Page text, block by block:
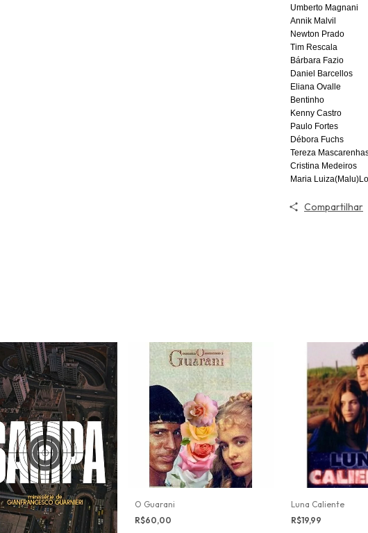
Umberto Magnani
Annik Malvil
Newton Prado
Tim Rescala
Bárbara Fazio
Daniel Barcellos
Eliana Ovalle
Bentinho
Kenny Castro
Paulo Fortes
Débora Fuchs
Tereza
Cristina Medeiros
Maria
Compartilhar
O Guarani
R$60,00
Luna Caliente
R$19,99